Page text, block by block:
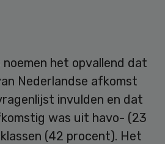
het opvallend dat
Nederlandse afkomst
invulden en dat
was uit havo- (23
(42 procent). Het